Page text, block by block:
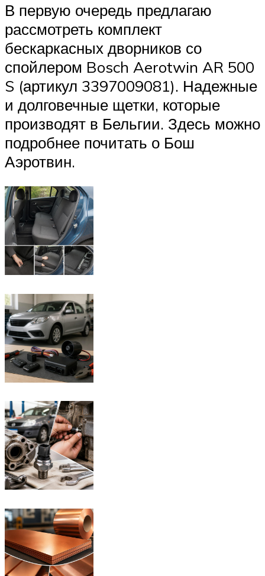
В первую очередь предлагаю
рассмотреть комплект
бескаркасных дворников со
спойлером Bosch Aerotwin AR 500
S (артикул 3397009081). Надежные
и долговечные щетки, которые
производят в Бельгии. Здесь можно
подробнее почитать о Бош
Аэротвин.